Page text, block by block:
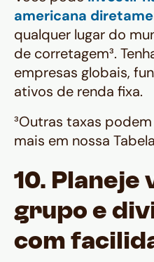
americana
qualquer lugar do
de corretagem³.
empresas globais,
ativos de renda fixa.
³Outras taxas
mais em nossa
10. Planeje
grupo e
com